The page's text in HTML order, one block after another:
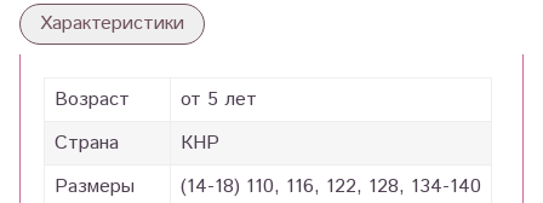
Характеристики
Возраст
от 5 лет
Страна
КНР
Размеры
(14-18) 110, 116, 122, 128, 134-140